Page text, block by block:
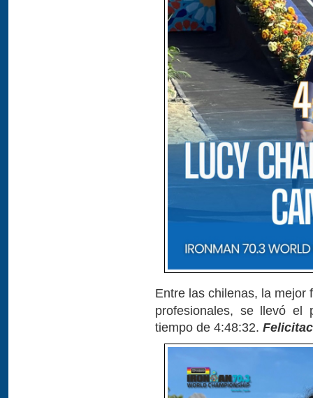
Entre las chilenas, la mejor
profesionales, se llevó el
tiempo de 4:48:32.